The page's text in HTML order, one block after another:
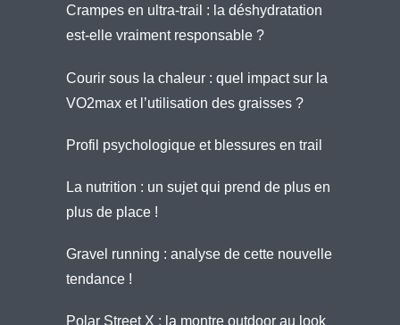
Crampes en ultra-trail : la déshydratation
est-elle vraiment responsable ?
Courir sous la chaleur : quel impact sur la
VO2max et l’utilisation des graisses ?
Profil psychologique et blessures en trail
La nutrition : un sujet qui prend de plus en
plus de place !
Gravel running : analyse de cette nouvelle
tendance !
Polar Street X : la montre outdoor au look